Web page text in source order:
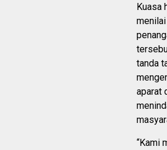
Kuasa
tanda
aparat
“Kami